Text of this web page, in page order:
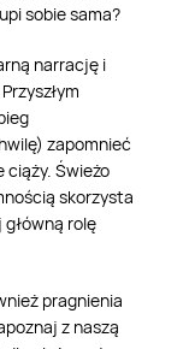
sobie sama?
narrację i
zapomnieć
ciąży. Świeżo
skorzysta
główną rolę
pragnienia
z naszą